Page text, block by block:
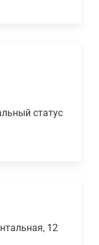
статус
12